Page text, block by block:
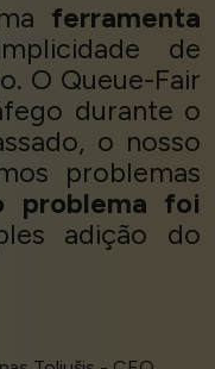
ferramenta
de
O Queue-Fair
durante o
o nosso
problemas
problema foi
adição do